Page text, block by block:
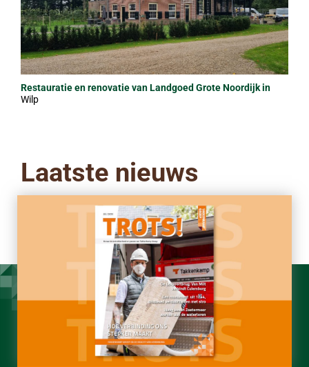
Restauratie en renovatie van Landgoed Grote Noordijk in
Wilp
Wilp
Laatste nieuws